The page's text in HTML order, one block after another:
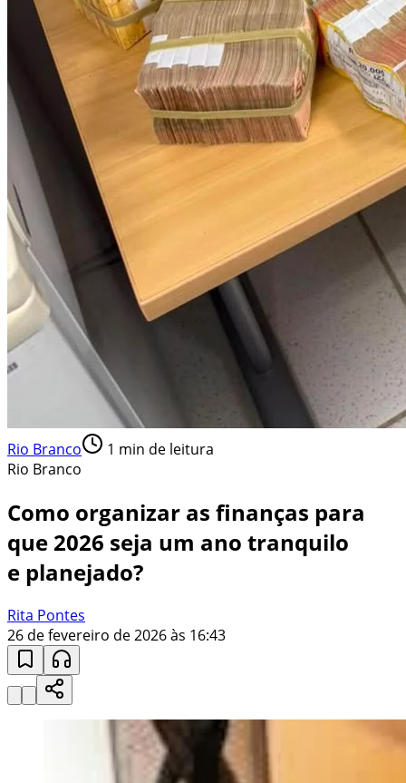
Rio Branco 1 min de leitura
Rio Branco
Como organizar as finanças para
que 2026 seja um ano tranquilo
e planejado?
Rita Pontes
26 de fevereiro de 2026 às 16:43